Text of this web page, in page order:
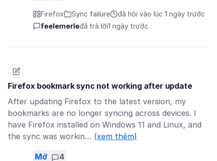
Firefox Sync failure
đã hỏi vào lúc 1 ngày trước
feelemerleđã trả lời1 ngày trước
Firefox bookmark sync not working after update
After updating Firefox to the latest version, my
bookmarks are no longer syncing across devices. I
have Firefox installed on Windows 11 and Linux, and
the sync was workin… (xem thêm)
Mở 4